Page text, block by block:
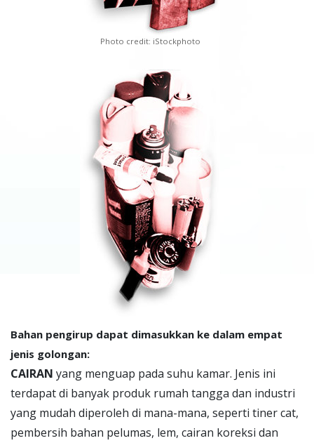
Photo credit: iStockphoto
Bahan pengirup dapat dimasukkan ke dalam empat
jenis golongan:
CAIRAN yang menguap pada suhu kamar. Jenis ini
terdapat di banyak produk rumah tangga dan industri
yang mudah diperoleh di mana-mana, seperti tiner cat,
pembersih bahan pelumas, lem, cairan koreksi dan